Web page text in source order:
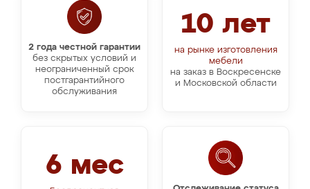
10 лет
на рынке изготовления
мебели
на заказ в Воскресенске
и Московской области
2 года честной гарантии
без скрытых условий и
неограниченный срок
постгарантийного
обслуживания
6 мес